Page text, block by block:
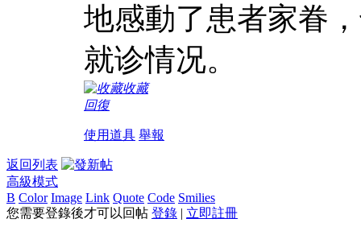
地感動了患者家眷
就诊情况。
收藏
回復
使用道具 舉報
返回列表
高級模式
B Color Image Link Quote Code Smilies
您需要登錄後才可以回帖 登錄 | 立即註冊